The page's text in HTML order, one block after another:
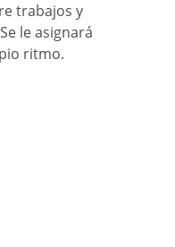
trabajos y
le asignará
ritmo.